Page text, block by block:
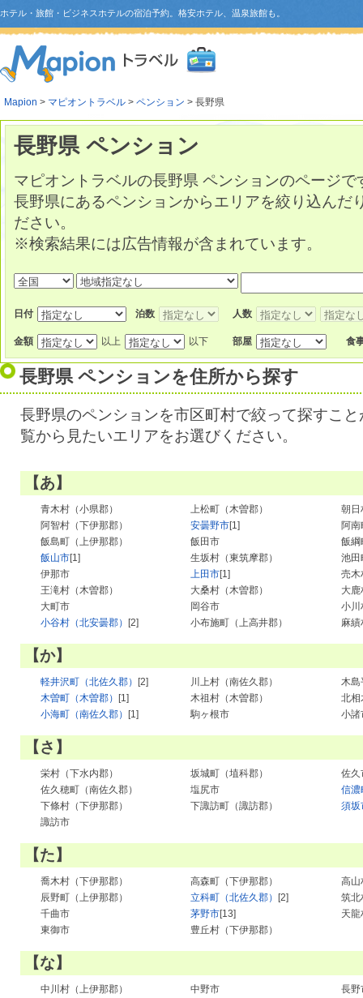
ホテル・旅館・ビジネスホテルの宿泊予約。格安ホテル、温泉旅館も。
Mapion > マピオントラベル > ペンション > 長野県
長野県 ペンション
マピオントラベルの長野県 ペンションのページで
長野県にあるペンションからエリアを絞り込んだ
ださい。
※検索結果には広告情報が含まれています。
日付 泊数 人数
金額 以上 以下 部屋 食
長野県 ペンションを住所から探す
長野県のペンションを市区町村で絞って探すこ
覧から見たいエリアをお選びください。
【あ】
青木村（小県郡） 上松町（木曽郡）
朝日
阿智村（下伊那郡）
安曇野市[1]
阿
飯島町（上伊那郡）
飯田市
飯綱
飯山市[1] 生坂村（東筑摩郡）
池田
伊那市
上田市[1]
売木
王滝村（木曽郡）
大桑村（木曽郡）
大
大町市
岡谷市
小川
小谷村（北安曇郡）
[2] 小布施町（上高井郡） 麻
【か】
軽井沢町（北佐久郡） [2] 川上村（南佐久郡）
木島
木曽町（木曽郡）
[1] 木祖村（木曽郡）
北相
小海町（南佐久郡）
[1] 駒ヶ根市 小諸
【さ】
栄村（下水内郡） 坂城町（埴科郡）
佐久
佐久穂町（南佐久郡）
塩尻市
信濃
下條村（下伊那郡）
下諏訪町（諏訪郡）
須坂
諏訪市
【た】
喬木村（下伊那郡） 高森町（下伊那郡）
高山
辰野町（上伊那郡）
立科町（北佐久郡） [2]
筑北
千曲市
茅野市[13]
天
東御市
豊丘村（下伊那郡）
【な】
中川村（上伊那郡） 中野市
長野